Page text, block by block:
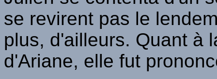
se revirent pas le
plus, d'ailleurs. Quant à
d'Ariane, elle fut